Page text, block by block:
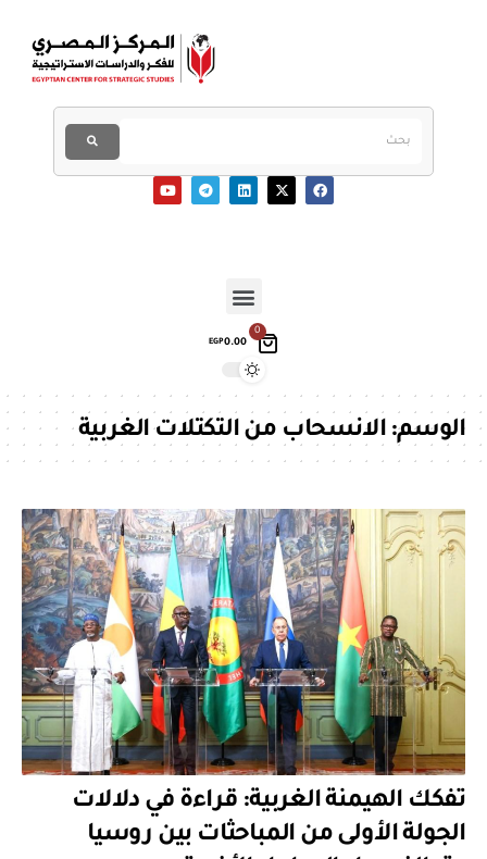
0
EGP0.00
الوسم:الانسحاب من التكتلات الغربية
تفكك الهيمنة الغربية: قراءة في دلالات
الجولة الأولى من المباحثات بين روسيا